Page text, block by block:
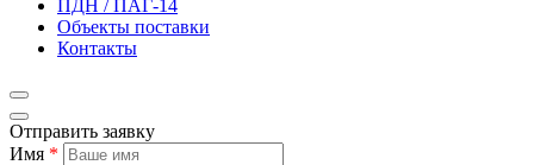
ПДН / ПАГ-14
Объекты поставки
Контакты
Отправить заявку
Имя *